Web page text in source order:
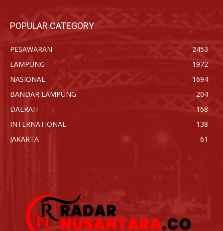
POPULAR CATEGORY
PESAWARAN
2453
LAMPUNG
1972
NASIONAL
1694
BANDAR LAMPUNG
204
DAERAH
168
INTERNATIONAL
138
JAKARTA
61